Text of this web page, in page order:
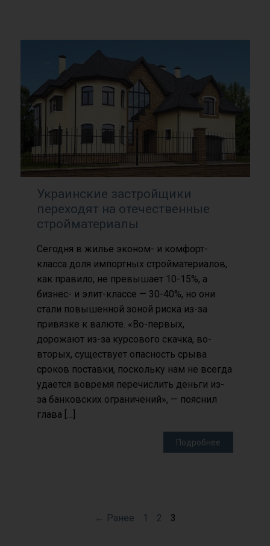
Украинские застройщики
переходят на отечественные
стройматериалы
Сегодня в жилье эконом- и комфорт-
класса доля импортных стройматериалов,
как правило, не превышает 10-15%, а
бизнес- и элит-классе — 30-40%, но они
стали повышенной зоной риска из-за
привязке к валюте. «Во-первых,
дорожают из-за курсового скачка, во-
вторых, существует опасность срыва
сроков поставки, поскольку нам не всегда
удается вовремя перечислить деньги из-
за банковских ограничений», — пояснил
глава […]
Подробнее
← Ранее 1 2 3